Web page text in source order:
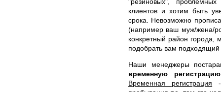
клиентов и хотим быть
срока. Невозможно
(например ваш муж/жена/
конкретный район города,
подобрать вам подходящий
Наши менеджеры
временную
Временная регистрация -